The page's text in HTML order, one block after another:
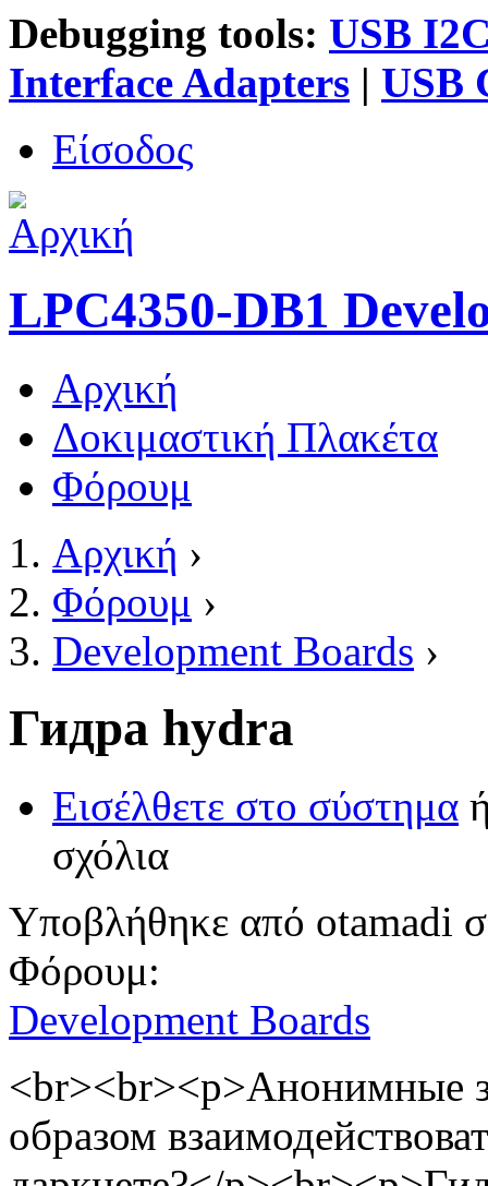
Debugging tools: USB
Interface Adapters | USB
Είσοδος
LPC4350-DB1
Κύριο μενού
Αρχική
Δοκιμαστική Πλακέτα
Φόρουμ
Είστε εδώ
Αρχική ›
Φόρουμ ›
Development Boards ›
Гидра hydra
Εισέλθετε στο σύστημα
σχόλια
Υποβλήθηκε από otamadi
Φόρουμ:
Development Boards
<br><br><p>Анонимные
образом